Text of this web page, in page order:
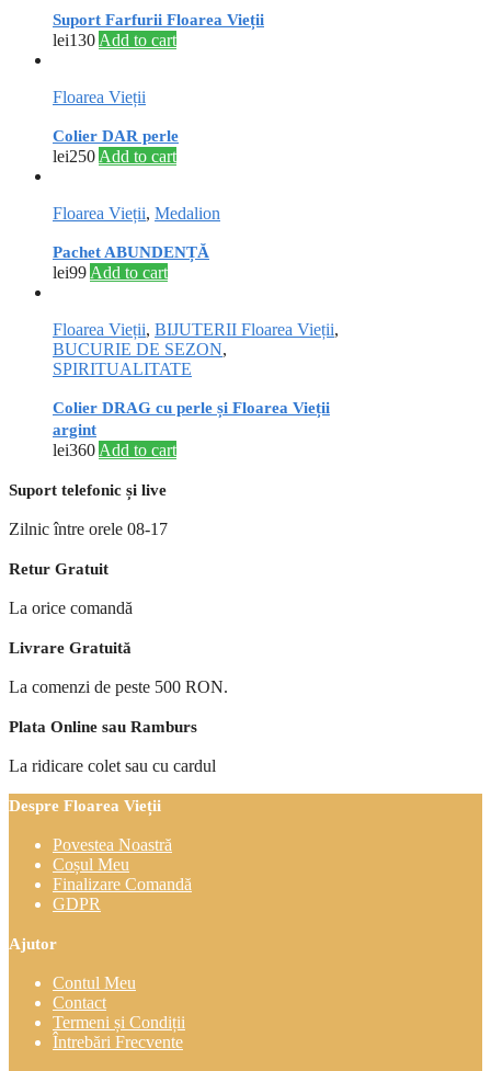
Suport Farfurii Floarea Vieții
lei130 Add to cart
Floarea Vieții
Colier DAR perle
lei250 Add to cart
Floarea Vieții, Medalion
Pachet ABUNDENȚĂ
lei99 Add to cart
Floarea Vieții, BIJUTERII Floarea Vieții,
BUCURIE DE SEZON,
SPIRITUALITATE
Colier DRAG cu perle și Floarea Vieții
argint
lei360 Add to cart
Suport telefonic și live
Zilnic între orele 08-17
Retur Gratuit
La orice comandă
Livrare Gratuită
La comenzi de peste 500 RON.
Plata Online sau Ramburs
La ridicare colet sau cu cardul
Despre Floarea Vieții
Povestea Noastră
Coșul Meu
Finalizare Comandă
GDPR
Ajutor
Contul Meu
Contact
Termeni și Condiții
Întrebări Frecvente